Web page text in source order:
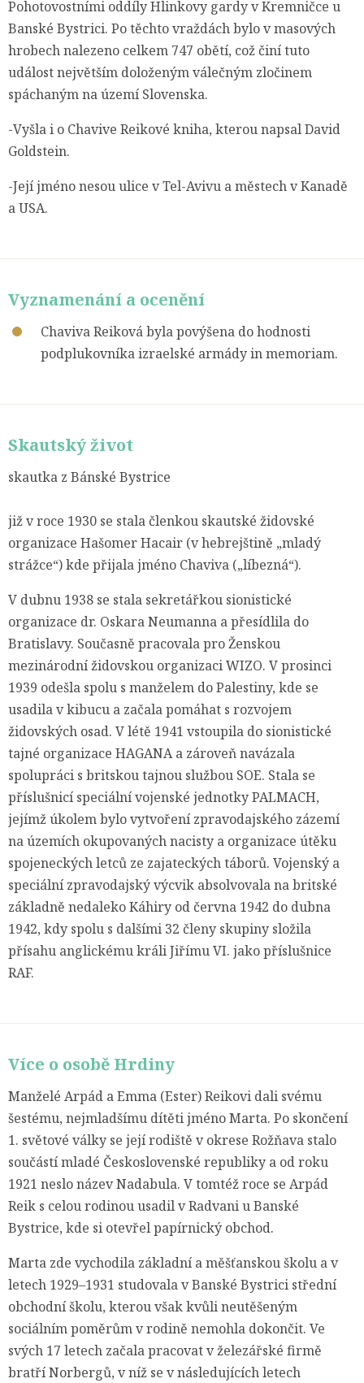
Pohotovostními oddíly Hlinkovy gardy v Kremničce u
Banské Bystrici. Po těchto vraždách bylo v masových
hrobech nalezeno celkem 747 obětí, což činí tuto
událost největším doloženým válečným zločinem
spáchaným na území Slovenska.
-Vyšla i o Chavive Reikové kniha, kterou napsal David
Goldstein.
-Její jméno nesou ulice v Tel-Avivu a městech v Kanadě
a USA.
Vyznamenání a ocenění
Chaviva Reiková byla povýšena do hodnosti
podplukovníka izraelské armády in memoriam.
Skautský život
skautka z Bánské Bystrice
již v roce 1930 se stala členkou skautské židovské
organizace Hašomer Hacair (v hebrejštině „mladý
strážce“) kde přijala jméno Chaviva („líbezná“).
V dubnu 1938 se stala sekretářkou sionistické
organizace dr. Oskara Neumanna a přesídlila do
Bratislavy. Současně pracovala pro Ženskou
mezinárodní židovskou organizaci WIZO. V prosinci
1939 odešla spolu s manželem do Palestiny, kde se
usadila v kibucu a začala pomáhat s rozvojem
židovských osad. V létě 1941 vstoupila do sionistické
tajné organizace HAGANA a zároveň navázala
spolupráci s britskou tajnou službou SOE. Stala se
příslušnicí speciální vojenské jednotky PALMACH,
jejímž úkolem bylo vytvoření zpravodajského zázemí
na územích okupovaných nacisty a organizace útěku
spojeneckých letců ze zajateckých táborů. Vojenský a
speciální zpravodajský výcvik absolvovala na britské
základně nedaleko Káhiry od června 1942 do dubna
1942, kdy spolu s dalšími 32 členy skupiny složila
přísahu anglickému králi Jiřímu VI. jako příslušnice
RAF.
Více o osobě Hrdiny
Manželé Arpád a Emma (Ester) Reikovi dali svému
šestému, nejmladšímu dítěti jméno Marta. Po skončení
1. světové války se její rodiště v okrese Rožňava stalo
součástí mladé Československé republiky a od roku
1921 neslo název Nadabula. V tomtéž roce se Arpád
Reik s celou rodinou usadil v Radvani u Banské
Bystrice, kde si otevřel papírnický obchod.
Marta zde vychodila základní a měšťanskou školu a v
letech 1929–1931 studovala v Banské Bystrici střední
obchodní školu, kterou však kvůli neutěšeným
sociálním poměrům v rodině nemohla dokončit. Ve
svých 17 letech začala pracovat v železářské firmě
bratří Norbergů, v níž se v následujících letech